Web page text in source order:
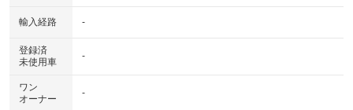
輸入経路 -
登録済
未使用車
-
ワン
オーナー
-